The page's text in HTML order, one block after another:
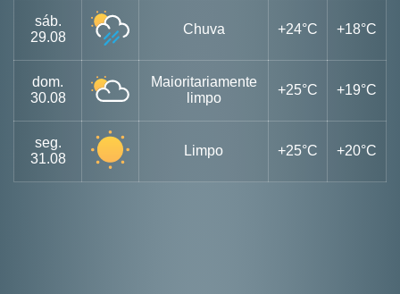
sáb.
29.08
Chuva +24°C +18°C
dom.
30.08
Maioritariamente
limpo
+25°C +19°C
seg.
31.08
Limpo +25°C +20°C